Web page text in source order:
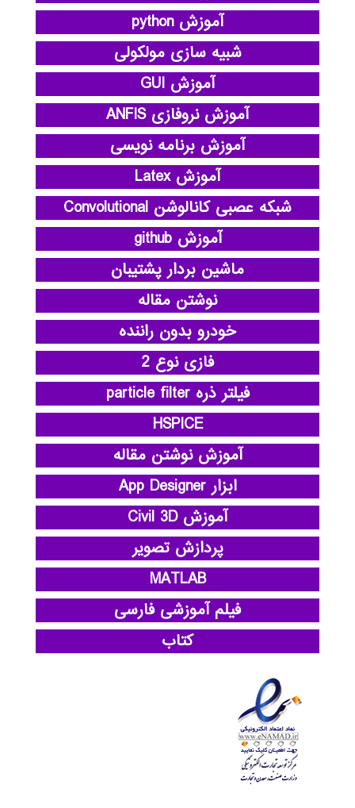
آموزش python
شبیه سازی مولکولی
آموزش GUI
آموزش نروفازی ANFIS
آموزش برنامه نویسی
آموزش Latex
شبکه عصبی کانالوشن Convolutional
آموزش github
ماشین بردار پشتیبان
نوشتن مقاله
خودرو بدون راننده
فازی نوع 2
فیلتر ذره particle filter
HSPICE
آموزش نوشتن مقاله
ابزار App Designer
آموزش Civil 3D
پردازش تصویر
MATLAB
فیلم آموزشی فارسی
کتاب